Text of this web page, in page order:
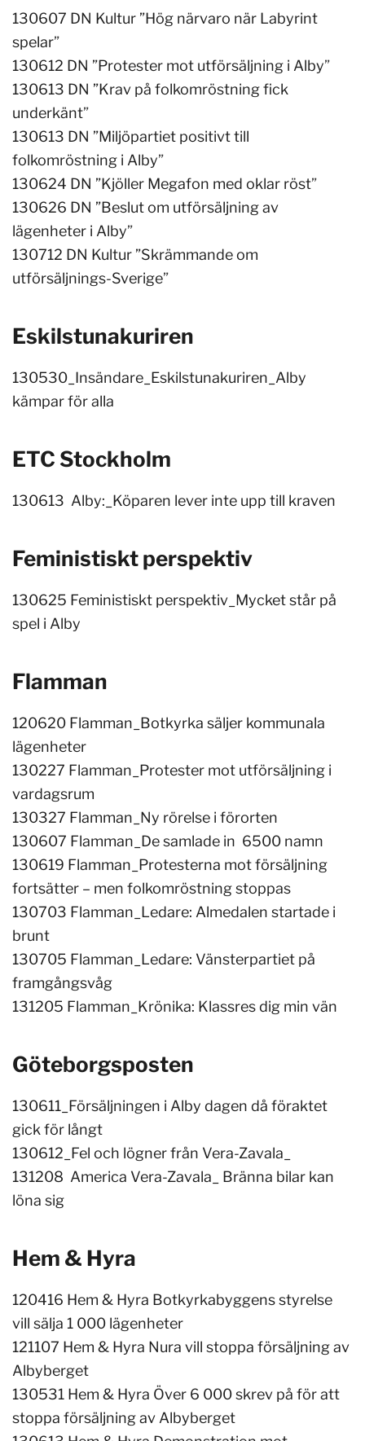
130607 DN Kultur ”Hög närvaro när Labyrint
spelar”
130612 DN ”Protester mot utförsäljning i Alby”
130613 DN ”Krav på folkomröstning fick
underkänt”
130613 DN ”Miljöpartiet positivt till
folkomröstning i Alby”
130624 DN ”Kjöller Megafon med oklar röst”
130626 DN ”Beslut om utförsäljning av
lägenheter i Alby”
130712 DN Kultur ”Skrämmande om
utförsäljnings-Sverige”
Eskilstunakuriren
130530_Insändare_Eskilstunakuriren_Alby
kämpar för alla
ETC Stockholm
130613 Alby:_Köparen lever inte upp till kraven
Feministiskt perspektiv
130625 Feministiskt perspektiv_Mycket står på
spel i Alby
Flamman
120620 Flamman_Botkyrka säljer kommunala
lägenheter
130227 Flamman_Protester mot utförsäljning i
vardagsrum
130327 Flamman_Ny rörelse i förorten
130607 Flamman_De samlade in 6500 namn
130619 Flamman_Protesterna mot försäljning
fortsätter – men folkomröstning stoppas
130703 Flamman_Ledare: Almedalen startade i
brunt
130705 Flamman_Ledare: Vänsterpartiet på
framgångsvåg
131205 Flamman_Krönika: Klassres dig min vän
Göteborgsposten
130611_Försäljningen i Alby dagen då föraktet
gick för långt
130612_Fel och lögner från Vera-Zavala_
131208 America Vera-Zavala_ Bränna bilar kan
löna sig
Hem & Hyra
120416 Hem & Hyra Botkyrkabyggens styrelse
vill sälja 1 000 lägenheter
121107 Hem & Hyra Nura vill stoppa försäljning av
Albyberget
130531 Hem & Hyra Över 6 000 skrev på för att
stoppa försäljning av Albyberget